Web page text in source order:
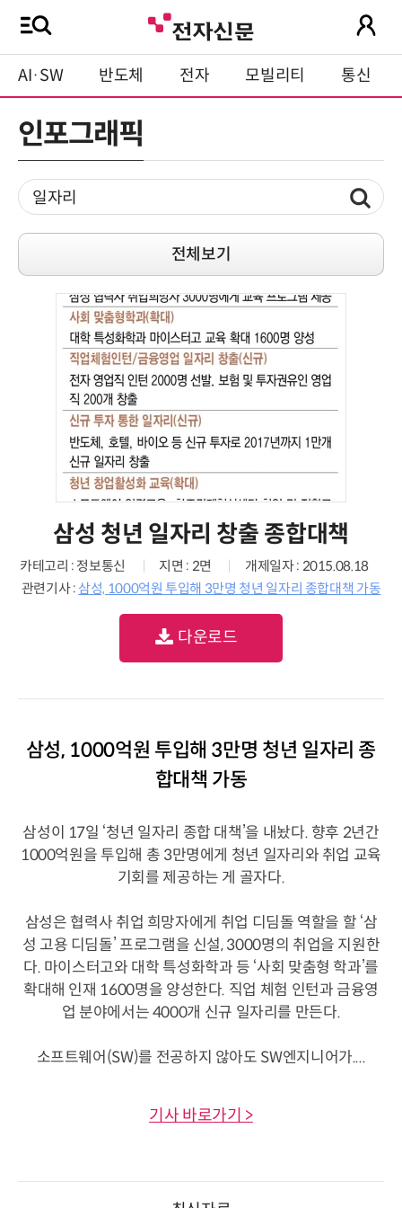
AI·SW 반도체 전자 모빌리티 통신
인포그래픽
전체보기
삼성 청년 일자리 창출 종합대책
카테고리 : 정보통신 지면 : 2면
개제일자 : 2015.08.18
관련기사 : 삼성, 1000억원 투입해 3만명 청년 일자리 종합대책 가동
다운로드
삼성, 1000억원 투입해 3만명 청년 일자리 종
합대책 가동
삼성이 17일 ‘청년 일자리 종합 대책’을 내놨다. 향후 2년간
1000억원을 투입해 총 3만명에게 청년 일자리와 취업 교육
기회를 제공하는 게 골자다.
삼성은 협력사 취업 희망자에게 취업 디딤돌 역할을 할 ‘삼
성 고용 디딤돌’ 프로그램을 신설, 3000명의 취업을 지원한
다. 마이스터고와 대학 특성화학과 등 ‘사회 맞춤형 학과’를
확대해 인재 1600명을 양성한다. 직업 체험 인턴과 금융영
업 분야에서는 4000개 신규 일자리를 만든다.
소프트웨어(SW)를 전공하지 않아도 SW엔지니어가....
기사 바로가기 >